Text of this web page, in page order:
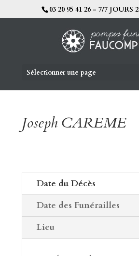
03 20 95 41 26 - 7/7 JOURS
Sélectionner une page
Joseph CAREME
Date du Décès
Date des Funérailles
Lieu